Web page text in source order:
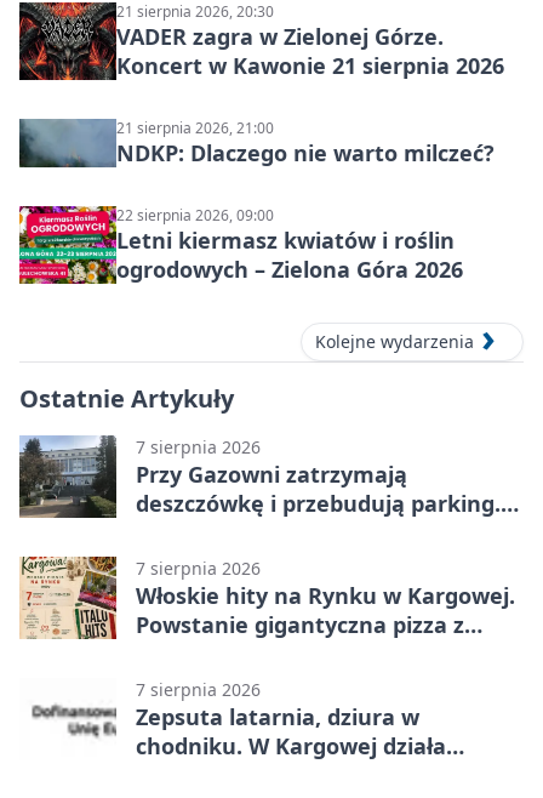
21 sierpnia 2026, 20:30
VADER zagra w Zielonej Górze.
Koncert w Kawonie 21 sierpnia 2026
21 sierpnia 2026, 21:00
NDKP: Dlaczego nie warto milczeć?
22 sierpnia 2026, 09:00
Letni kiermasz kwiatów i roślin
ogrodowych – Zielona Góra 2026
Kolejne wydarzenia
Ostatnie Artykuły
7 sierpnia 2026
Przy Gazowni zatrzymają
deszczówkę i przebudują parking.
7 sierpnia 2026
Włoskie hity na Rynku w Kargowej.
Powstanie gigantyczna pizza z
7 sierpnia 2026
Zepsuta latarnia, dziura w
chodniku. W Kargowej działa